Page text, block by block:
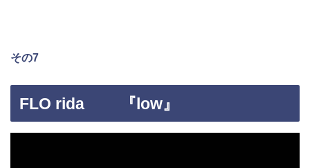
その7
FLO rida 『low』